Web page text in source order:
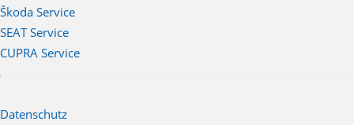
Škoda Service
SEAT Service
CUPRA Service
Datenschutz